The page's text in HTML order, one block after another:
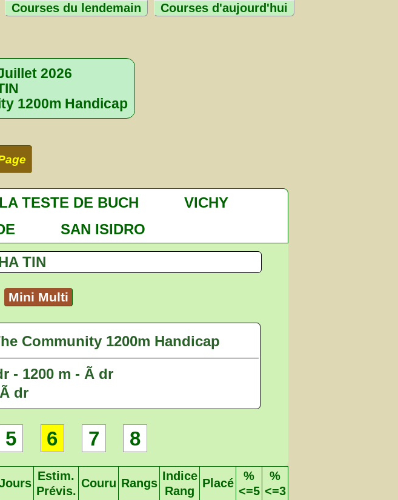
Courses du lendemain Courses d'aujourd'hui
2026
1200m Handicap
LA TESTE DE BUCH
VICHY
SAN ISIDRO
TIN
Mini Multi
Community 1200m Handicap
- 1200 m - Ã dr
dr
5 6 7 8
Estim.
Prévis.
Couru Rangs
Indice
Rang
Placé
%
<=5
%
<=3